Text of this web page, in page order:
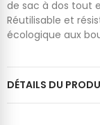
de sac à dos tout
Réutilisable et
écologique aux
DÉTAILS DU